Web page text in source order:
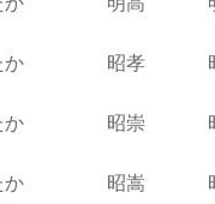
か 昭孝
か 昭崇
か 昭嵩